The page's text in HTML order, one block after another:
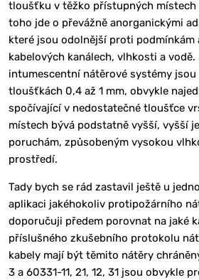
tloušťku v těžko přístupných místech
toho jde o převážně anorganickými
které jsou odolnější proti podmínkám
kabelových kanálech, vlhkosti a
intumescentní nátěrové systémy jsou
tloušťkách 0,4 až 1 mm, obvykle
spočívající v nedostatečné tloušťce
místech bývá podstatně vyšší, vyšší
poruchám, způsobeným vysokou
prostředí.
Tady bych se rád zastavil ještě u
aplikaci jakéhokoliv protipožárního
doporučuji předem porovnat na jaké
příslušného zkušebního protokolu
kabely mají být těmito nátěry
3 a 60331-11, 21, 12, 31 jsou obvykle